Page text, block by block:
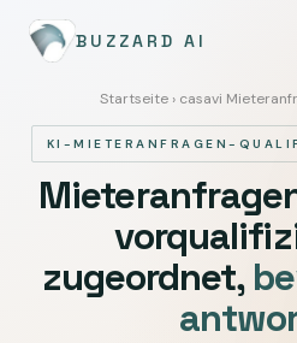
BUZZARD AI
Startseite› casavi
KI-MIETERANFRAGEN-
zugeordnet,